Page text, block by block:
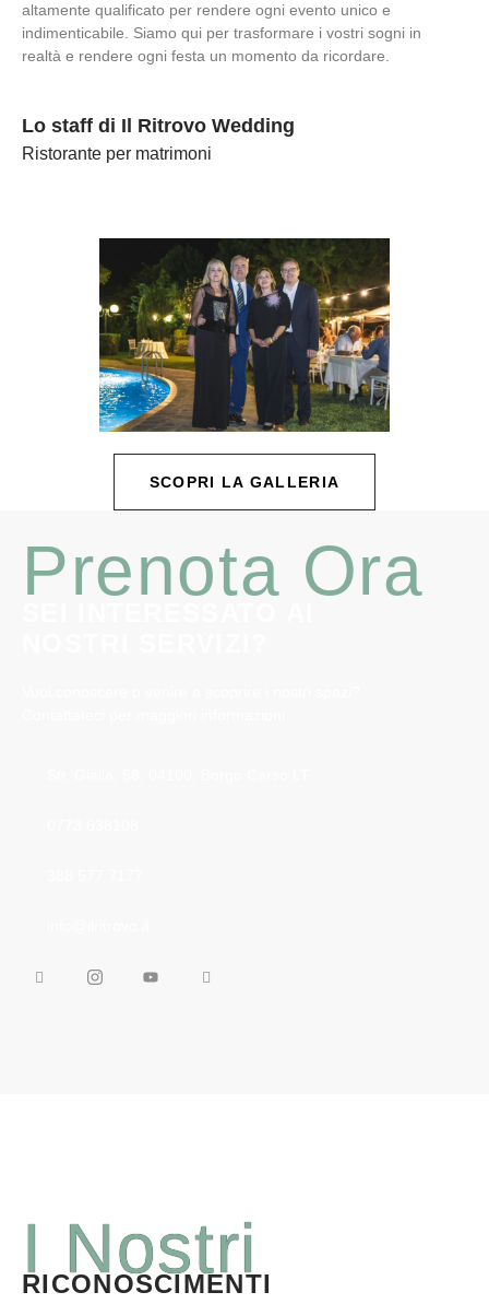
altamente qualificato per rendere ogni evento unico e
indimenticabile. Siamo qui per trasformare i vostri sogni in
realtà e rendere ogni festa un momento da ricordare.
Lo staff di Il Ritrovo Wedding
Ristorante per matrimoni
SCOPRI LA GALLERIA
Prenota Ora
RICONOSCIMENTI
I Nostri